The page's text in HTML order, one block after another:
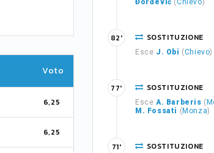
Voto
6,25
6,25
Đorđević (Chievo)
SOSTITUZIONE
Esce J. Obi (Chievo)
82'
SOSTITUZIONE
Esce A. Barberis (
M. Fossati ( Monza)
77'
SOSTITUZIONE
71'